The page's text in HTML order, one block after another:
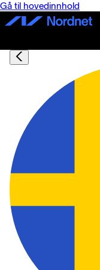
Gå til hovedinnhold